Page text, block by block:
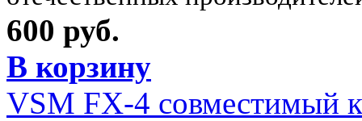
600 руб.
В корзину
VSM FX-4 совместимый